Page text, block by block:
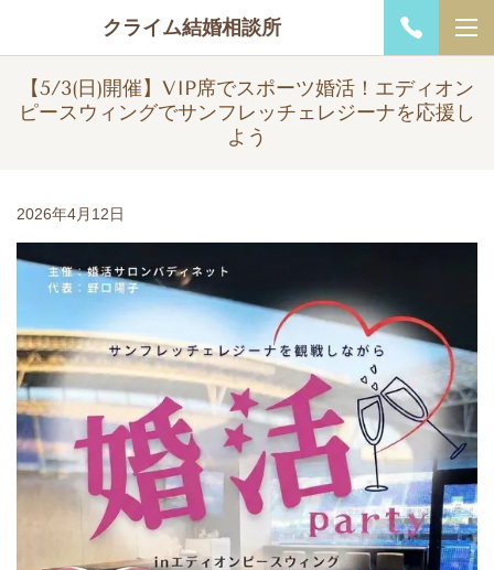
クライム結婚相談所
【5/3(日)開催】VIP席でスポーツ婚活！エディオン
ピースウィングでサンフレッチェレジーナを応援し
よう
2026年4月12日